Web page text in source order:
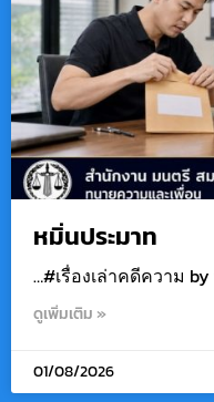
หมิ่นประมาท
…#เรื่องเล่าคดีความ
ดูเพิ่มเติม »
01/08/2026